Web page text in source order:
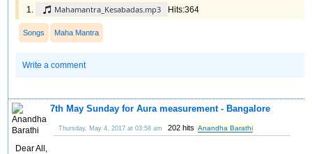
Mahamantra_Kesabadas.mp3 Hits:364
Songs Maha Mantra
Write a comment
7th May Sunday for Aura measurement - Bangalore
Thursday, May 4, 2017 at 03:58 am 202 hits Anandha Barathi
Dear All,